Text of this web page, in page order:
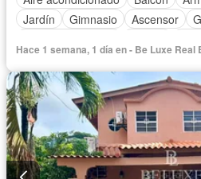
Jardín
Gimnasio Ascensor
Hace 1 semana, 1 día en - Be Luxe Real